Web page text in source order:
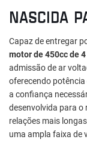
NASCIDA
Capaz de entregar
motor de 450cc de
admissão de ar
oferecendo potência
a confiança
desenvolvida para o
relações mais
uma ampla faixa de